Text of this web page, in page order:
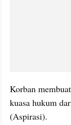
Korban
kuasa hukum
(Aspirasi).